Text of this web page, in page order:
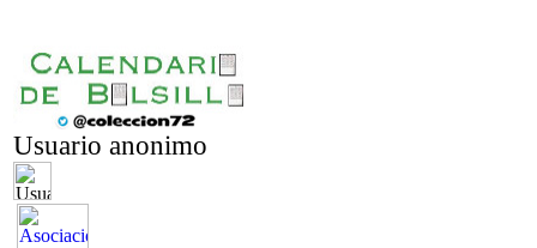
Usuario anonimo